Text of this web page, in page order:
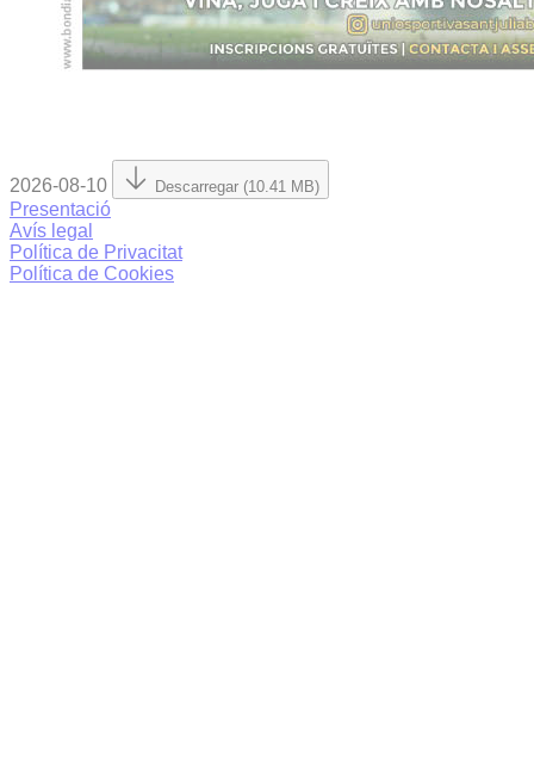
2026-08-10 Descarregar (10.41 MB)
Presentació
Avís legal
Política de Privacitat
Política de Cookies